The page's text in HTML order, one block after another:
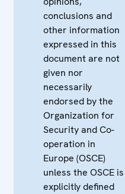
conclusions and
other information
expressed in this
document are not
given nor
necessarily
endorsed by the
Organization for
Security and Co-
operation in
Europe (OSCE)
unless the OSCE is
explicitly defined